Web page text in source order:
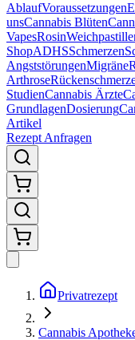
AblaufVoraussetzungen
unsCannabis Blüten
VapesRosin
ShopADHSSchmerzen
AngststörungenMigräne
Arthrose
StudienCannabis Ärzte
GrundlagenDosierung
Artikel
Rezept Anfragen
Privatrezept
Cannabis